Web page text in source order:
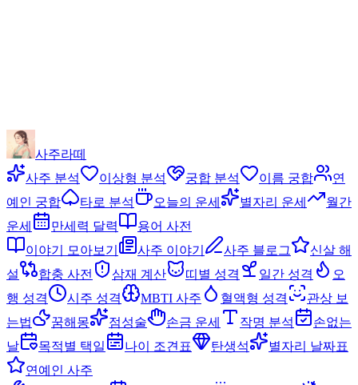
사주라떼
사주 분석
이상형 분석 궁합 분석 이름 궁합
연
예인 궁합
타로 분석 오늘의 운세 별자리 운세
월간
운세
만세력 달력
용어 사전
이야기 모아보기
사주 이야기 사주 블로그
신살 해
설
합충 사전 삼재 계산 띠별 성격 일간 성격
오
행 성격
시주 성격 MBTI 사주 혈액형 성격
관상 보
는법
꿈해몽 점성술 손금 운세 작명 분석
손없는
날
목적별 택일 나이 조견표 탄생석
별자리 날짜표
연예인 사주